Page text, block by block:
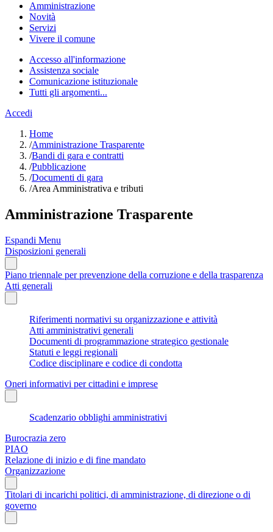
Amministrazione
Novità
Servizi
Vivere il comune
Accesso all'informazione
Assistenza sociale
Comunicazione istituzionale
Tutti gli argomenti...
Accedi
Home
/Amministrazione Trasparente
/Bandi di gara e contratti
/Pubblicazione
/Documenti di gara
/Area Amministrativa e tributi
Amministrazione Trasparente
Espandi Menu
Disposizioni generali
Piano triennale per prevenzione della corruzione e della trasparenza
Atti generali
Riferimenti normativi su organizzazione e attività
Atti amministrativi generali
Documenti di programmazione strategico gestionale
Statuti e leggi regionali
Codice disciplinare e codice di condotta
Oneri informativi per cittadini e imprese
Scadenzario obblighi amministrativi
Burocrazia zero
PIAO
Relazione di inizio e di fine mandato
Organizzazione
Titolari di incarichi politici, di amministrazione, di direzione o di
governo